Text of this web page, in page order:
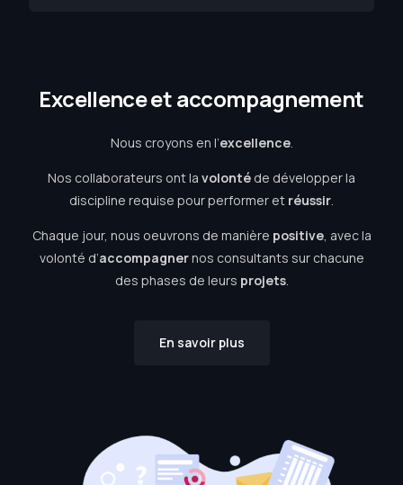
Excellenceetaccompagnement
Nous croyons en l’excellence.
Nos collaborateurs ont la volonté de développer la
discipline requise pour performer et réussir.
Chaque jour, nous oeuvrons de manière positive, avec la
volonté d’accompagnernos consultants sur chacune
des phases de leurs projets.
En savoir plus